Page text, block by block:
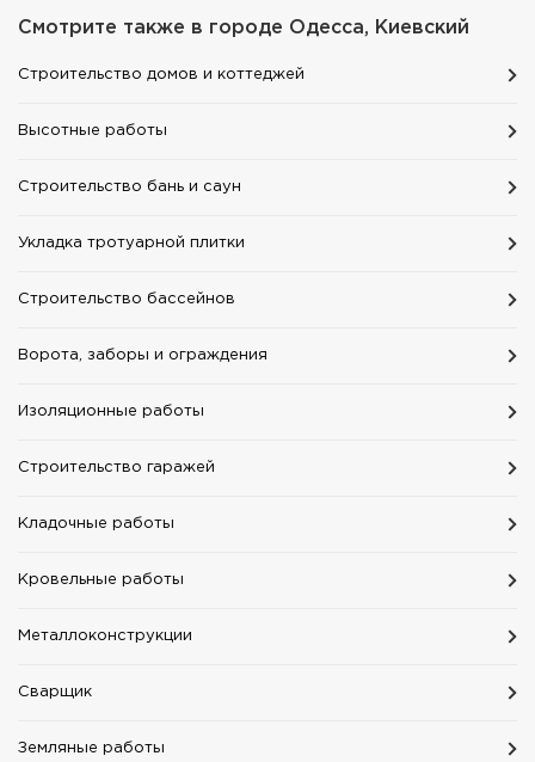
Смотрите также в городе Одесса, Киевский
Строительство домов и коттеджей
Высотные работы
Строительство бань и саун
Укладка тротуарной плитки
Строительство бассейнов
Ворота, заборы и ограждения
Изоляционные работы
Строительство гаражей
Кладочные работы
Кровельные работы
Mеталлоконструкции
Сварщик
Земляные работы